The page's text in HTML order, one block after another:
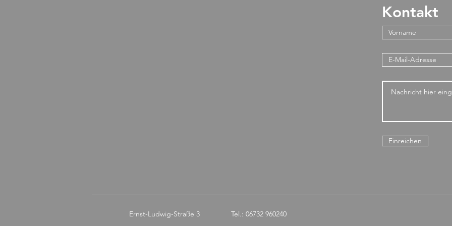
Kontakt
Einreichen
Ernst-Ludwig-Straße 3 Tel.: 06732 960240